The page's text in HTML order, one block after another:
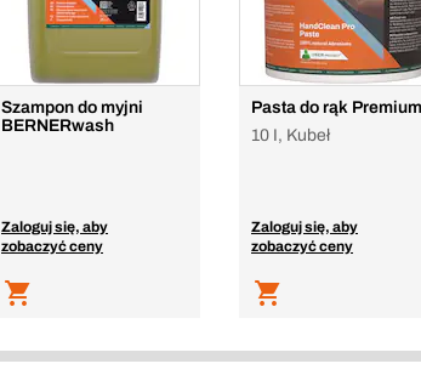
Szampon do myjni
BERNERwash
Zaloguj się, aby
zobaczyć ceny
Pasta do rąk Premium
10 I, Kubeł
Zaloguj się, aby
zobaczyć ceny